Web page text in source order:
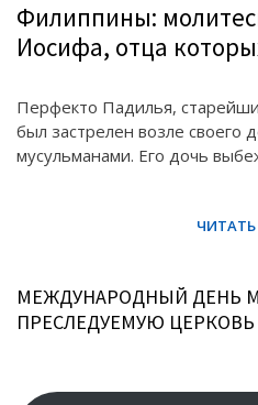
Филиппины:
Иосифа, отца
Перфекто Падилья,
был застрелен возле своего
мусульманами. Его дочь
МЕЖДУНАРОДНЫЙ ДЕНЬ
ПРЕСЛЕДУЕМУЮ ЦЕРКОВЬ